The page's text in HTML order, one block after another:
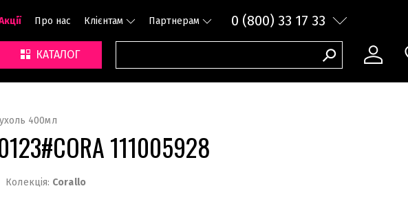
Про нас Клієнтам Партнерам 0 (800) 33 17 33
КАТАЛОГ
400мл
111005928
Колекція: Corallo